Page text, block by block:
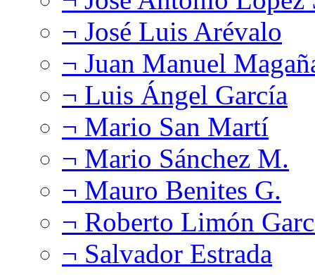
¬ José Luis Arévalo
¬ Juan Manuel
¬ Luis Ángel García
¬ Mario San Martí
¬ Mario Sánchez M.
¬ Mauro Benites G.
¬ Roberto Limón
¬ Salvador Estrada